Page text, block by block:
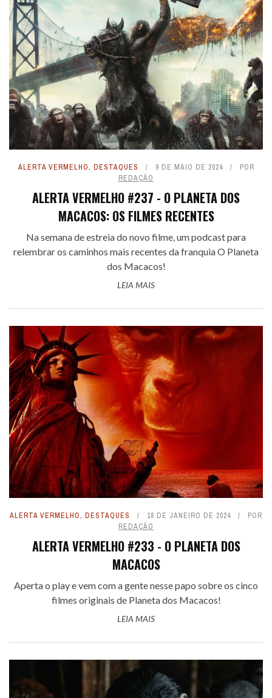
ALERTA VERMELHO, DESTAQUES 9 DE MAIO DE 2024
POR
REDAÇÃO
ALERTA VERMELHO #237 - O PLANETA DOS
MACACOS: OS FILMES RECENTES
Na semana de estreia do novo filme, um podcast para
relembrar os caminhos mais recentes da franquia O Planeta
dos Macacos!
LEIA MAIS
ALERTA VERMELHO, DESTAQUES 18 DE JANEIRO DE 2024
POR
REDAÇÃO
ALERTA VERMELHO #233 - O PLANETA DOS
MACACOS
Aperta o play e vem com a gente nesse papo sobre os cinco
filmes originais de Planeta dos Macacos!
LEIA MAIS